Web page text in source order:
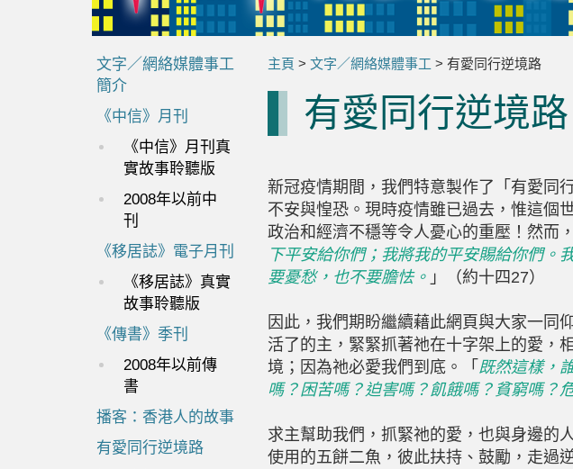
文字／網絡媒體事工
簡介
《中信》月刊
《中信》月刊真
實故事聆聽版
2008年以前中
刊
《移居誌》電子月刊
《移居誌》真實
故事聆聽版
《傳書》季刊
2008年以前傳
書
播客：香港人的故事
有愛同行逆境路
主頁 > 文字／網絡媒體事工 > 有愛同行逆境路
有愛同行逆境路
新冠疫情期間，我們特意製作了「有愛同
不安與惶恐。現時疫情雖已過去，惟這個
政治和經濟不穩等令人憂心的重壓！然而
下平安給你們；我將我的平安賜給你們。
要憂愁，也不要膽怯。 」（約十四27）
因此，我們期盼繼續藉此網頁與大家一同
活了的主，緊緊抓著祂在十字架上的愛，
境；因為祂必愛我們到底。「 既然這樣，
嗎？困苦嗎？迫害嗎？飢餓嗎？貧窮嗎？
求主幫助我們，抓緊祂的愛，也與身邊的
使用的五餅二魚，彼此扶持、鼓勵，走過